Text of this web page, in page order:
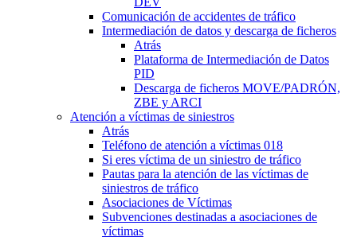
Comunicación de accidentes de tráfico
Intermediación de datos y descarga de ficheros
Atrás
Plataforma de Intermediación de Datos
PID
Descarga de ficheros MOVE/PADRÓN,
ZBE y ARCI
Atención a víctimas de siniestros
Atrás
Teléfono de atención a víctimas 018
Si eres víctima de un siniestro de tráfico
Pautas para la atención de las víctimas de
siniestros de tráfico
Asociaciones de Víctimas
Subvenciones destinadas a asociaciones de
víctimas